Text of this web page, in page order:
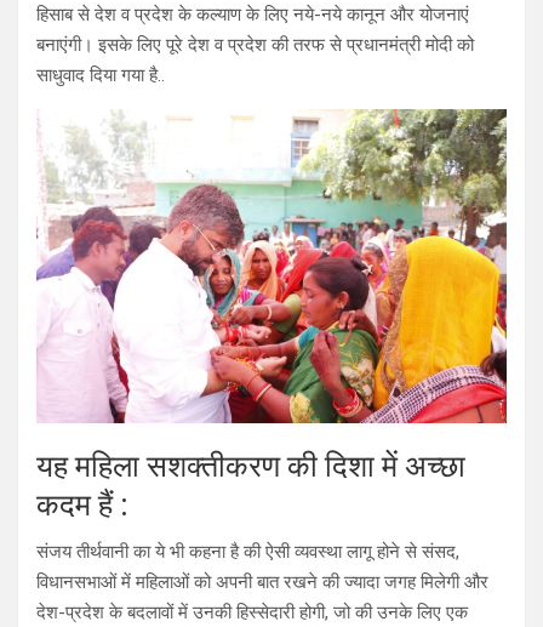
हिसाब से देश व प्रदेश के कल्याण के लिए नये-नये कानून और योजनाएं
बनाएंगी। इसके लिए पूरे देश व प्रदेश की तरफ से प्रधानमंत्री मोदी को
साधुवाद दिया गया है..
यह महिला सशक्तीकरण की दिशा में अच्छा
कदम हैं :
संजय तीर्थवानी का ये भी कहना है की ऐसी व्यवस्था लागू होने से संसद,
विधानसभाओं में महिलाओं को अपनी बात रखने की ज्यादा जगह मिलेगी और
देश-प्रदेश के बदलावों में उनकी हिस्सेदारी होगी, जो की उनके लिए एक